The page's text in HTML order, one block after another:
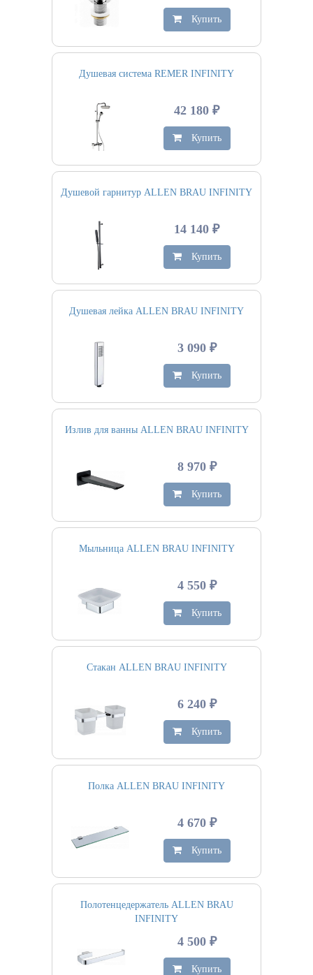
Купить
Душевая система REMER INFINITY
42 180 ₽
Купить
Душевой гарнитур ALLEN BRAU INFINITY
14 140 ₽
Купить
Душевая лейка ALLEN BRAU INFINITY
3 090 ₽
Купить
Излив для ванны ALLEN BRAU INFINITY
8 970 ₽
Купить
Мыльница ALLEN BRAU INFINITY
4 550 ₽
Купить
Стакан ALLEN BRAU INFINITY
6 240 ₽
Купить
Полка ALLEN BRAU INFINITY
4 670 ₽
Купить
Полотенцедержатель ALLEN BRAU
INFINITY
4 500 ₽
Купить